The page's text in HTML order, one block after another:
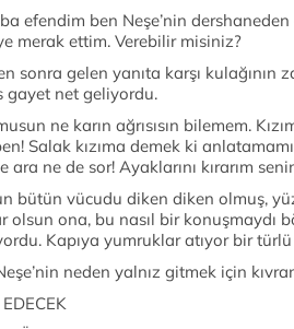
efendim ben Neşe’nin dershaneden
merak ettim. Verebilir misiniz?
sonra gelen yanıta karşı kulağının
gayet net geliyordu.
ne karın ağrısısın bilemem.
Salak kızıma demek ki
ara ne de sor! Ayaklarını kırarım
bütün vücudu diken diken olmuş,
olsun ona, bu nasıl bir
Kapıya yumruklar atıyor bir
neden yalnız gitmek için